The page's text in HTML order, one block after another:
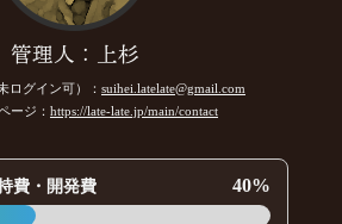
管理人：上杉
ログイン可）： suihei.latelate@gmail.com
ージ： https://late-late.jp/main/contact
費・開発費 40%